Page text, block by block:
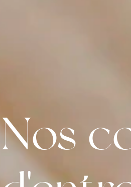
Nos